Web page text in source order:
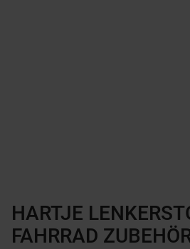
HARTJE
FAHRRAD